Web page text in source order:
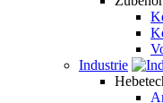
Industrie